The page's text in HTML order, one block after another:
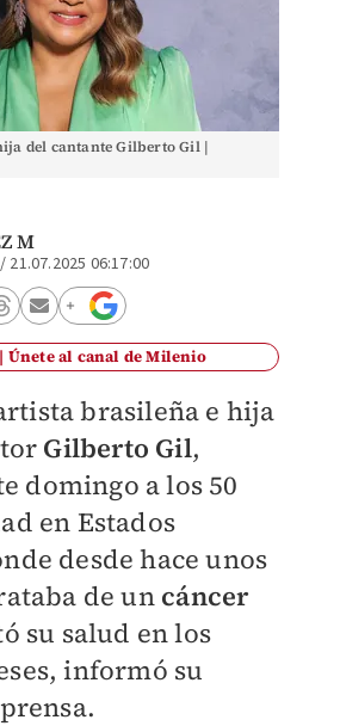
del cantante Gilberto Gil |
M
/ 21.07.2025 06:17:00
Únete al canal de Milenio
brasileña e hija
Gilberto Gil,
domingo a los 50
en Estados
desde hace unos
de uncáncer
su salud en los
informó su